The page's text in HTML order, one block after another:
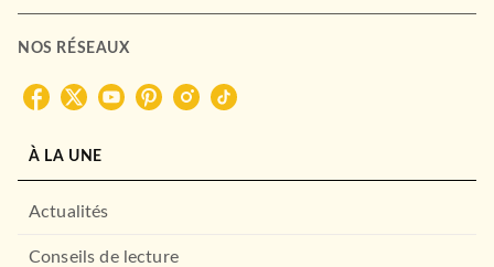
NOS RÉSEAUX
À LA UNE
Actualités
Conseils de lecture